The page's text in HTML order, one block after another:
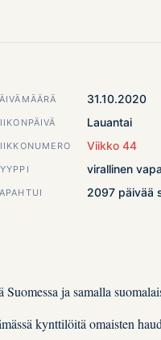
31.10.2020
Lauantai
Viikko 44
virallinen
2097 päivää
ja samalla
kynttilöitä omaisten